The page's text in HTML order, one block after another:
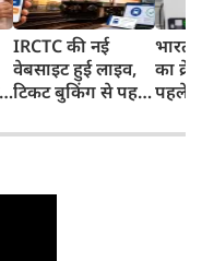
IRCTC की नई
वेबसाइट हुई लाइव,
टिकट बुकिंग से पहले
काम, जानें पूरा
भारत
का
पहले
और